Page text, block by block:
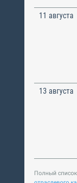
11 августа
13 августа
Полный